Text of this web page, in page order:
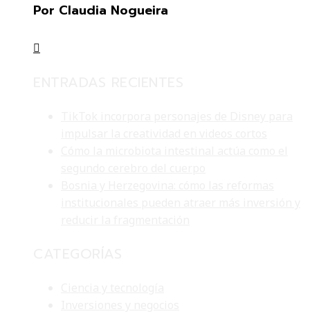
Por Claudia Nogueira